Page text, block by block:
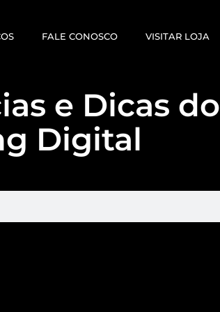
FALE CONOSCO VISITAR LOJA
e Dicas do
Digital